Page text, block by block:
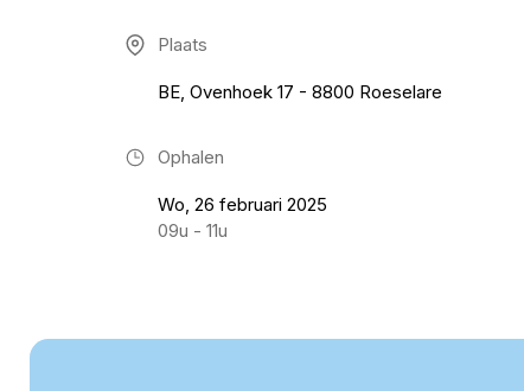
Plaats
BE, Ovenhoek 17 - 8800 Roeselare
Ophalen
Wo, 26 februari 2025
09u - 11u